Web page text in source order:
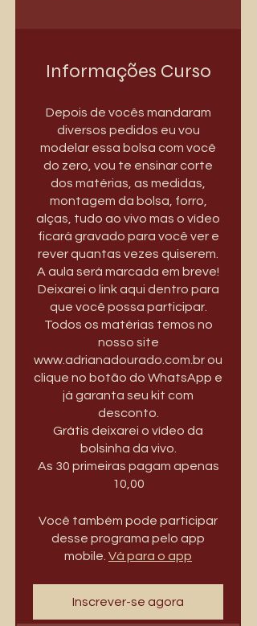
Informações Curso
Depois de vocês mandaram
diversos pedidos eu vou
modelar essa bolsa com você
do zero, vou te ensinar corte
dos matérias, as medidas,
montagem da bolsa, forro,
alças, tudo ao vivo mas o vídeo
ficará gravado para você ver e
rever quantas vezes quiserem.
A aula será marcada em breve!
Deixarei o link aqui dentro para
que você possa participar.
Todos os matérias temos no
nosso site
www.adrianadourado.com.br ou
clique no botão do WhatsApp e
já garanta seu kit com
desconto.
Grátis deixarei o vídeo da
bolsinha da vivo.
As 30 primeiras pagam apenas
10,00
Você também pode participar
desse programa pelo app
mobile. Vá para o app
Inscrever-se agora